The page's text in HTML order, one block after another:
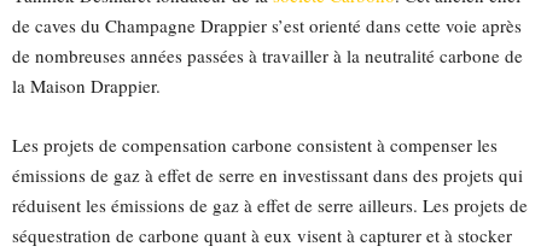
de caves du Champagne Drappier s’est orienté dans cette voie après
de nombreuses années passées à travailler à la neutralité carbone de
la Maison Drappier.
Les projets de compensation carbone consistent à compenser les
émissions de gaz à effet de serre en investissant dans des projets qui
réduisent les émissions de gaz à effet de serre ailleurs. Les projets de
séquestration de carbone quant à eux visent à capturer et à stocker